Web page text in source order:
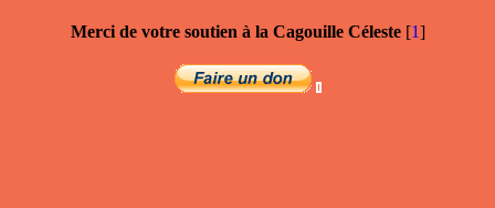
Merci de votre soutien à la Cagouille Céleste[1]